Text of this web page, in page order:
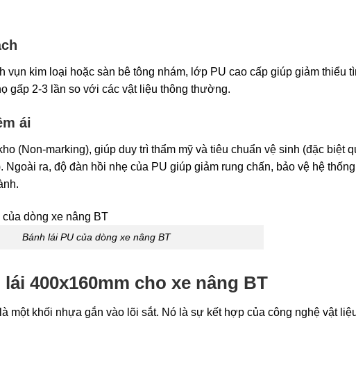
vụn kim loại hoặc sàn bê tông nhám, lớp PU cao cấp giúp giảm thiểu
gấp 2-3 lần so với các vật liệu thông thường.
ái
(Non-marking), giúp duy trì thẩm mỹ và tiêu chuẩn vệ sinh (đặc biệt
ra, độ đàn hồi nhẹ của PU giúp giảm rung chấn, bảo vệ hệ
Bánh lái PU của dòng xe nâng BT
400x160mm cho xe nâng BT
một khối nhựa gắn vào lõi sắt. Nó là sự kết hợp của công nghệ vật